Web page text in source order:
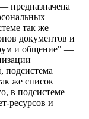
предназначена
так же
документов и
и общение" —
подсистема
же список
в подсистеме
ресурсов и